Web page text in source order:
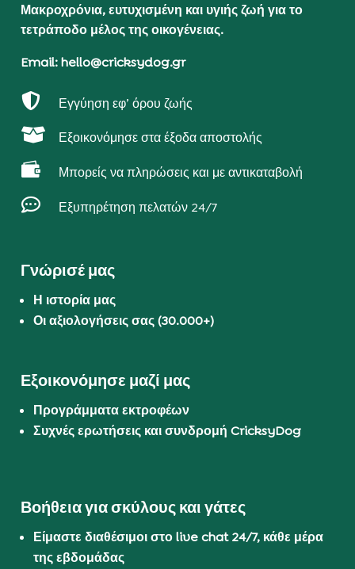
Μακροχρόνια, ευτυχισμένη και υγιής ζωή για το
τετράποδο μέλος της οικογένειας.
Email: hello@cricksydog.gr
 Εγγύηση εφ’ όρου ζωής
 Εξοικονόμησε στα έξοδα αποστολής
 Μπορείς να πληρώσεις και με αντικαταβολή
 Εξυπηρέτηση πελατών 24/7
Γνώρισέ μας
Η ιστορία μας
Οι αξιολογήσεις σας (30.000+)
Εξοικονόμησε μαζί μας
Προγράμματα εκτροφέων
Συχνές ερωτήσεις και συνδρομή CricksyDog
Βοήθεια για σκύλους και γάτες
Είμαστε διαθέσιμοι στο live chat 24/7, κάθε μέρα
της εβδομάδας